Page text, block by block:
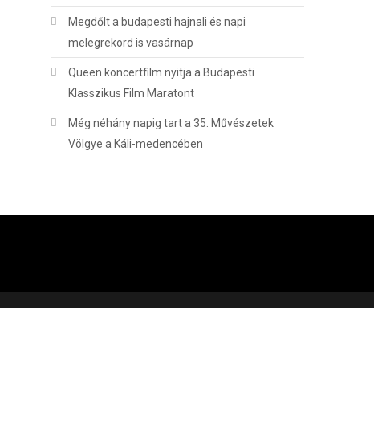
Megdőlt a budapesti hajnali és napi
melegrekord is vasárnap
Queen koncertfilm nyitja a Budapesti
Klasszikus Film Maratont
Még néhány napig tart a 35. Művészetek
Völgye a Káli-medencében